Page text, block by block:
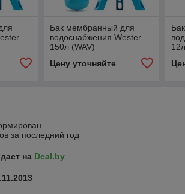
Бак мембранный для
водоснабжения Wester
150л (WAV)
Цену уточняйте
за последний год
на Deal.by